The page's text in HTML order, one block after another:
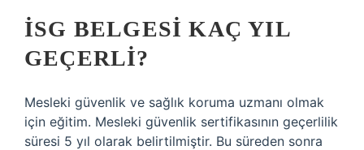
İSG BELGESI KAÇ YIL
GEÇERLI?
Mesleki güvenlik ve sağlık koruma uzmanı olmak
için eğitim. Mesleki güvenlik sertifikasının geçerlilik
süresi 5 yıl olarak belirtilmiştir. Bu süreden sonra